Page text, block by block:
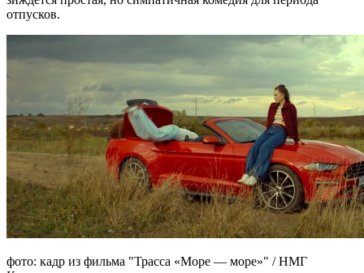
отпусков.
фото: кадр из фильма "Трасса «Море — море»" / НМГ